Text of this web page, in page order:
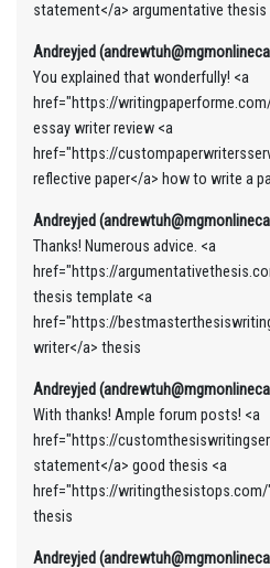
statement</a> argumentative thesis
Andreyjed
You explained that wonderfully! <a
href="https://
essay writer review <a
href="https://
reflective paper</a> how to write a
Andreyjed
Thanks! Numerous advice. <a
href="https://
thesis template <a
href="https://
writer</a> thesis
Andreyjed
With thanks! Ample forum posts! <a
href="https://
statement</a> good thesis <a
href="https://
thesis
Andreyjed